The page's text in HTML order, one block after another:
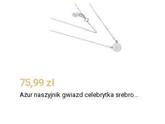
75,99 zł
Ażur naszyjnik gwiazd celebrytka srebro 925 kółeczko 4